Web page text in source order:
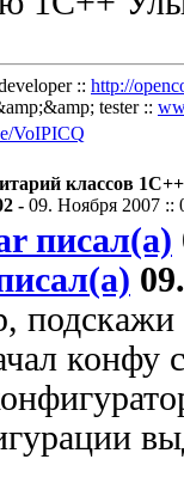
:: http://
tester ::
VoIPICQ
классов
- 09. Ноября 2007 ::
писал(а)
конфу